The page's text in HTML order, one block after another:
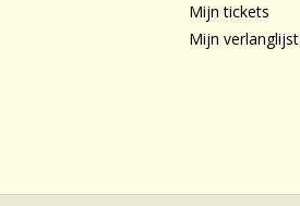
Mijn tickets
Mijn verlanglijst